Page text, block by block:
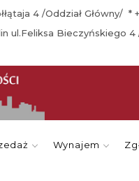
4 /Oddział
ul.Feliksa Bieczyńskiego
Wynajem